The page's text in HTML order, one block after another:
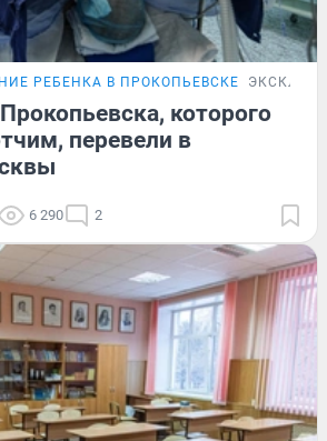
РЕБЕНКА В ПРОКОПЬЕВСКЕ
которого
перевели в
6 290 2